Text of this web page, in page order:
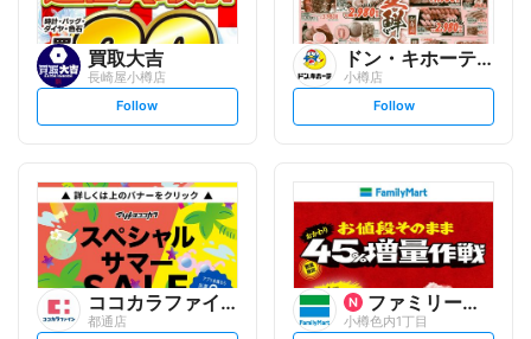
買取大吉
長崎屋小樽店
s
t
l
o
w
Follow
ドン・キホーテ/長崎屋
小樽店
s
t
o
Follow
ココカラファイン
都通店
ファミリーマート
小樽色内1丁目